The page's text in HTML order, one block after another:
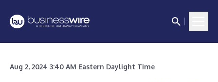
Aug 2, 2024 3:40 AM Eastern Daylight Time